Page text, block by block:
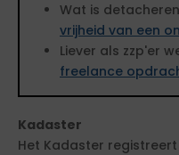
Wat is
vrijheid van een
Liever als zzp'er
freelance
Kadaster
Het Kadaster